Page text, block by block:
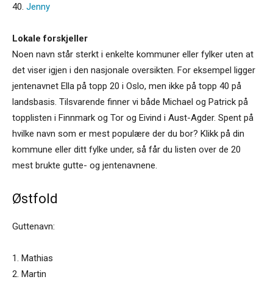
40. Jenny
Lokale forskjeller
Noen navn står sterkt i enkelte kommuner eller fylker uten at
det viser igjen i den nasjonale oversikten. For eksempel ligger
jentenavnet Ella på topp 20 i Oslo, men ikke på topp 40 på
landsbasis. Tilsvarende finner vi både Michael og Patrick på
topplisten i Finnmark og Tor og Eivind i Aust-Agder. Spent på
hvilke navn som er mest populære der du bor? Klikk på din
kommune eller ditt fylke under, så får du listen over de 20
mest brukte gutte- og jentenavnene.
Østfold
Guttenavn:
1. Mathias
2. Martin